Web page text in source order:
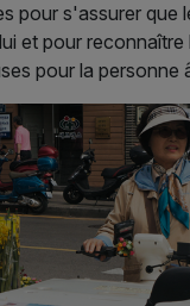
pour s'assurer que
et pour reconnaître
pour la personne